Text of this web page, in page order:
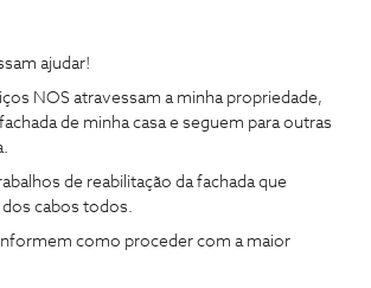
ajudar!
NOS atravessam a minha propriedade,
de minha casa e seguem para outras
de reabilitação da fachada que
dos cabos todos.
como proceder com a maior